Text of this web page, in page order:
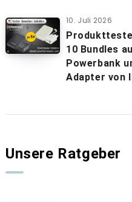
10. Juli 2026
10 Bundles
Powerbank
Adapter von
Unsere Ratgeber